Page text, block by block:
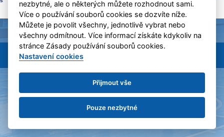
BC Benešov &eSports.cz
nezbytné, ale o některých můžete rozhodnout sami.
Více o používání souborů cookies se dozvíte níže.
Můžete je povolit všechny, jednotlivě vybrat nebo
všechny odmítnout. Více informací získáte kdykoliv na
stránce Zásady používání souborů cookies.
Nastavení cookies
Přijmout vše
Pouze nezbytné